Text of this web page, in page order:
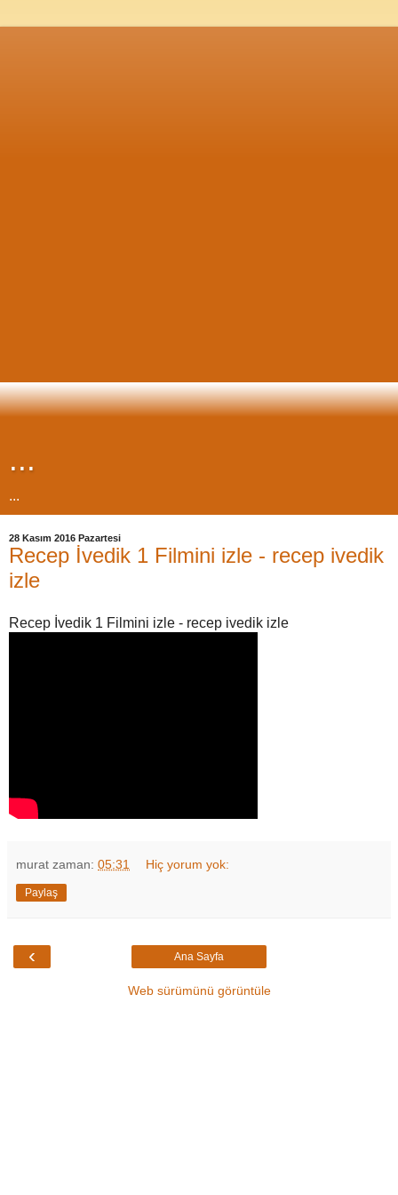
...
...
28 Kasım 2016 Pazartesi
Recep İvedik 1 Filmini izle - recep ivedik
izle
Recep İvedik 1 Filmini izle - recep ivedik izle
murat zaman: 05:31 Hiç yorum yok:
Paylaş
‹ Ana Sayfa
Web sürümünü görüntüle